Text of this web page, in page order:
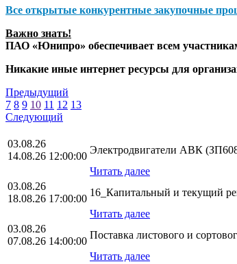
Все открытые конкурентные закупочные
Важно знать!
ПАО «Юнипро» обеспечивает всем
Никакие иные интернет ресурсы для
Предыдущий
7 8 9 10 11 12 13
Следующий
03.08.26
14.08.26 12:00:00
Электродвигатели АВК
Читать далее
03.08.26
18.08.26 17:00:00
16_Капитальный и текущий
Читать далее
03.08.26
07.08.26 14:00:00
Поставка листового и
Читать далее